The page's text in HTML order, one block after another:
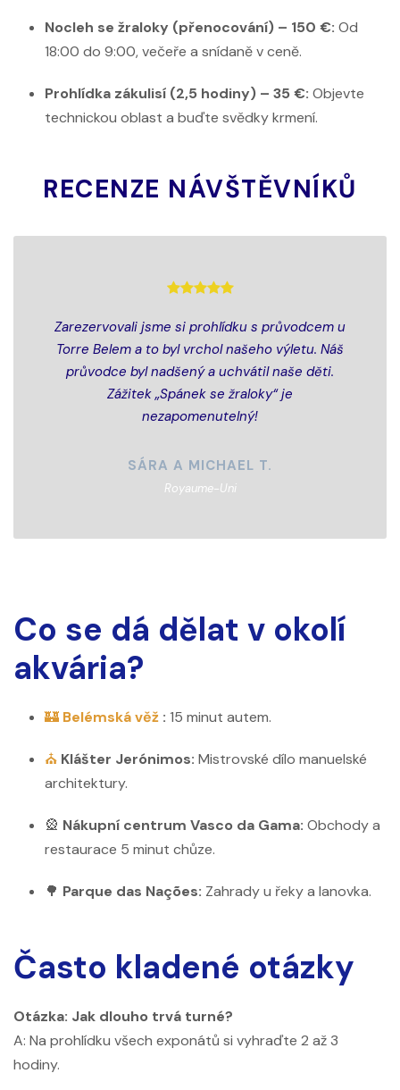
Nocleh se žraloky (přenocování) – 150 €: Od
18:00 do 9:00, večeře a snídaně v ceně.
Prohlídka zákulisí (2,5 hodiny) – 35 €: Objevte
technickou oblast a buďte svědky krmení.
RECENZE NÁVŠTĚVNÍKŮ
Zarezervovali jsme si prohlídku s průvodcem u
Torre Belem a to byl vrchol našeho výletu. Náš
průvodce byl nadšený a uchvátil naše děti.
Zážitek „Spánek se žraloky“ je
nezapomenutelný!
SÁRA A MICHAEL T.
Royaume-Uni
Co se dá dělat v okolí
akvária?
🏰 Belémská věž : 15 minut autem.
⛪ Klášter Jerónimos: Mistrovské dílo manuelské
architektury.
🎡 Nákupní centrum Vasco da Gama: Obchody a
restaurace 5 minut chůze.
🌳 Parque das Nações: Zahrady u řeky a lanovka.
Často kladené otázky
Otázka: Jak dlouho trvá turné?
A: Na prohlídku všech exponátů si vyhraďte 2 až 3
hodiny.